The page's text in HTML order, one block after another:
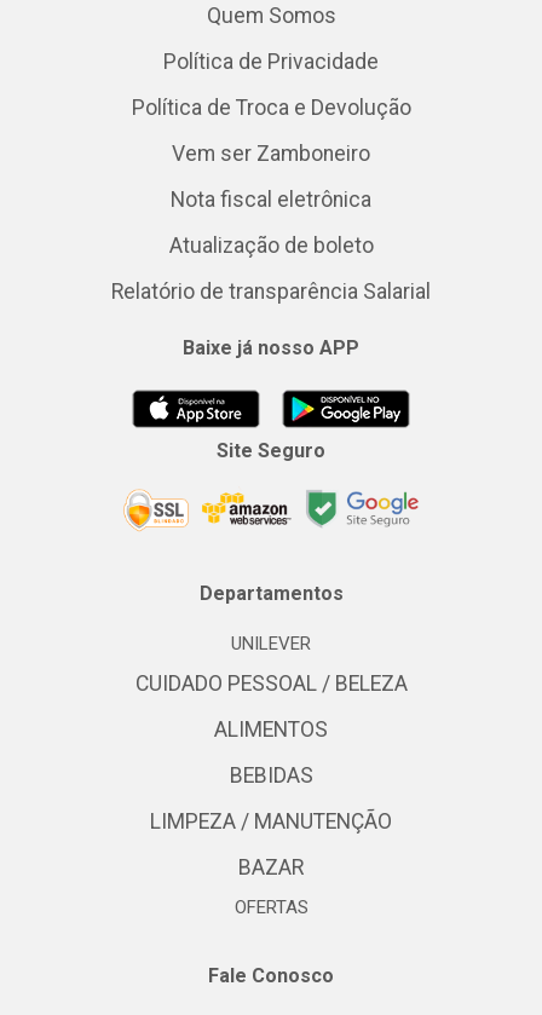
Quem Somos
Política de Privacidade
Política de Troca e Devolução
Vem ser Zamboneiro
Nota fiscal eletrônica
Atualização de boleto
Relatório de transparência Salarial
Baixe já nosso APP
Site Seguro
Departamentos
UNILEVER
CUIDADO PESSOAL / BELEZA
ALIMENTOS
BEBIDAS
LIMPEZA / MANUTENÇÃO
BAZAR
OFERTAS
Fale Conosco